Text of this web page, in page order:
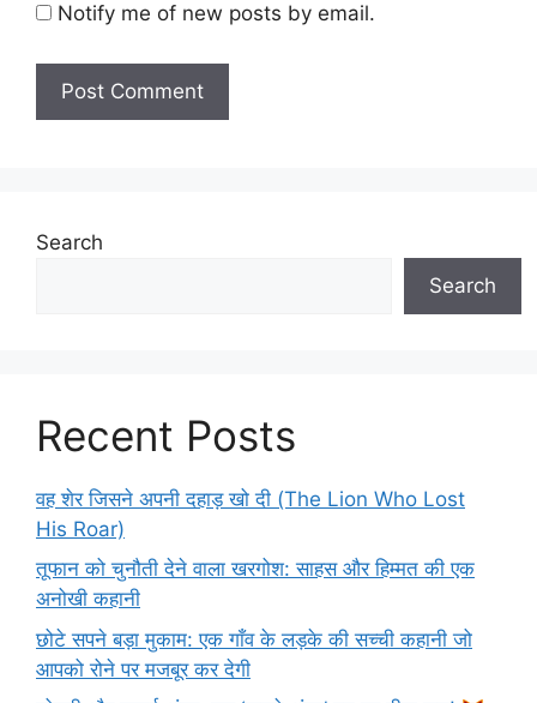
Notify me of new posts by email.
Search
Search
Recent Posts
वह शेर जिसने अपनी दहाड़ खो दी (The Lion Who Lost
His Roar)
तूफान को चुनौती देने वाला खरगोश: साहस और हिम्मत की एक
अनोखी कहानी
छोटे सपने बड़ा मुकाम: एक गाँव के लड़के की सच्ची कहानी जो
आपको रोने पर मजबूर कर देगी